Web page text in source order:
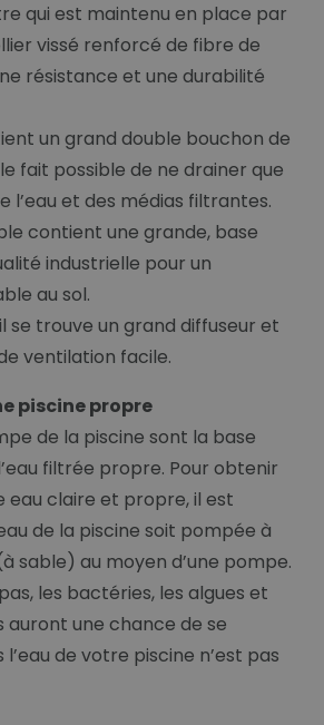
qui est maintenu en place par
vissé renforcé de fibre de
résistance et une durabilité
un grand double bouchon de
fait possible de ne drainer que
l’eau et des médias filtrantes.
contient une grande, base
industrielle pour un
au sol.
se trouve un grand diffuseur et
ventilation facile.
piscine propre
de la piscine sont la base
filtrée propre. Pour obtenir
eau claire et propre, il est
de la piscine soit pompée à
sable) au moyen d’une pompe.
les bactéries, les algues et
auront une chance de se
de votre piscine n’est pas